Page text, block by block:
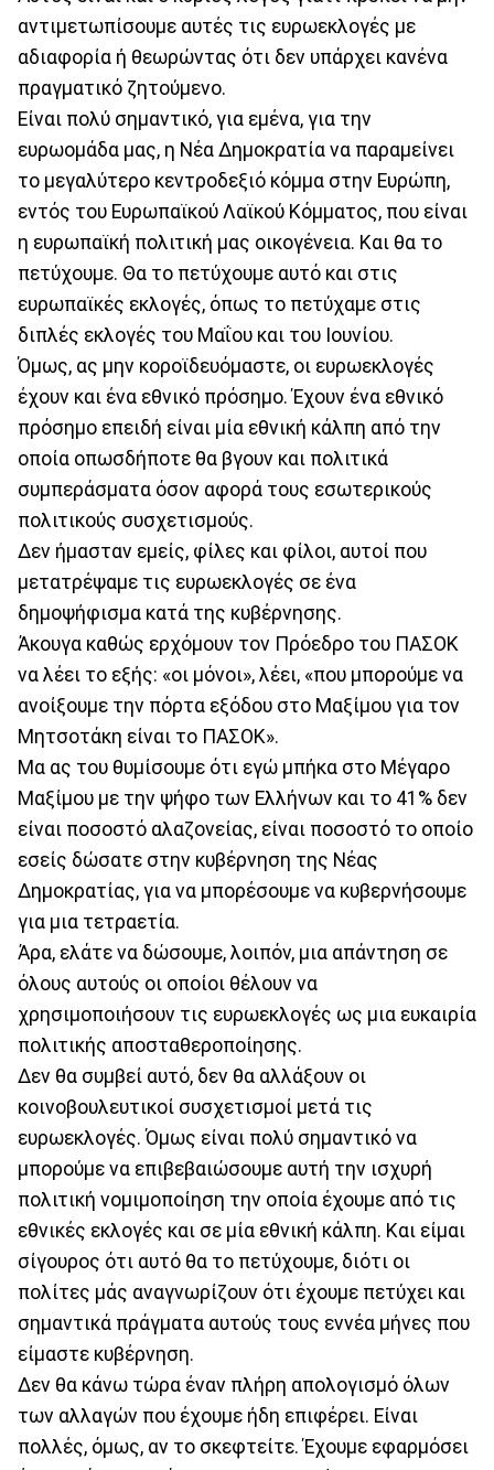
αντιμετωπίσουμε αυτές τις ευρωεκλογές με
αδιαφορία ή θεωρώντας ότι δεν υπάρχει κανένα
πραγματικό ζητούμενο.
Είναι πολύ σημαντικό, για εμένα, για την
ευρωομάδα μας, η Νέα Δημοκρατία να παραμείνει
το μεγαλύτερο κεντροδεξιό κόμμα στην Ευρώπη,
εντός του Ευρωπαϊκού Λαϊκού Κόμματος, που είναι
η ευρωπαϊκή πολιτική μας οικογένεια. Και θα το
πετύχουμε. Θα το πετύχουμε αυτό και στις
ευρωπαϊκές εκλογές, όπως το πετύχαμε στις
διπλές εκλογές του Μαΐου και του Ιουνίου.
Όμως, ας μην κοροϊδευόμαστε, οι ευρωεκλογές
έχουν και ένα εθνικό πρόσημο. Έχουν ένα εθνικό
πρόσημο επειδή είναι μία εθνική κάλπη από την
οποία οπωσδήποτε θα βγουν και πολιτικά
συμπεράσματα όσον αφορά τους εσωτερικούς
πολιτικούς συσχετισμούς.
Δεν ήμασταν εμείς, φίλες και φίλοι, αυτοί που
μετατρέψαμε τις ευρωεκλογές σε ένα
δημοψήφισμα κατά της κυβέρνησης.
Άκουγα καθώς ερχόμουν τον Πρόεδρο του ΠΑΣΟΚ
να λέει το εξής: «οι μόνοι», λέει, «που μπορούμε να
ανοίξουμε την πόρτα εξόδου στο Μαξίμου για τον
Μητσοτάκη είναι το ΠΑΣΟΚ».
Μα ας του θυμίσουμε ότι εγώ μπήκα στο Μέγαρο
Μαξίμου με την ψήφο των Ελλήνων και το 41% δεν
είναι ποσοστό αλαζονείας, είναι ποσοστό το οποίο
εσείς δώσατε στην κυβέρνηση της Νέας
Δημοκρατίας, για να μπορέσουμε να κυβερνήσουμε
για μια τετραετία.
Άρα, ελάτε να δώσουμε, λοιπόν, μια απάντηση σε
όλους αυτούς οι οποίοι θέλουν να
χρησιμοποιήσουν τις ευρωεκλογές ως μια ευκαιρία
πολιτικής αποσταθεροποίησης.
Δεν θα συμβεί αυτό, δεν θα αλλάξουν οι
κοινοβουλευτικοί συσχετισμοί μετά τις
ευρωεκλογές. Όμως είναι πολύ σημαντικό να
μπορούμε να επιβεβαιώσουμε αυτή την ισχυρή
πολιτική νομιμοποίηση την οποία έχουμε από τις
εθνικές εκλογές και σε μία εθνική κάλπη. Και είμαι
σίγουρος ότι αυτό θα το πετύχουμε, διότι οι
πολίτες μάς αναγνωρίζουν ότι έχουμε πετύχει και
σημαντικά πράγματα αυτούς τους εννέα μήνες που
είμαστε κυβέρνηση.
Δεν θα κάνω τώρα έναν πλήρη απολογισμό όλων
των αλλαγών που έχουμε ήδη επιφέρει. Είναι
πολλές, όμως, αν το σκεφτείτε. Έχουμε εφαρμόσει